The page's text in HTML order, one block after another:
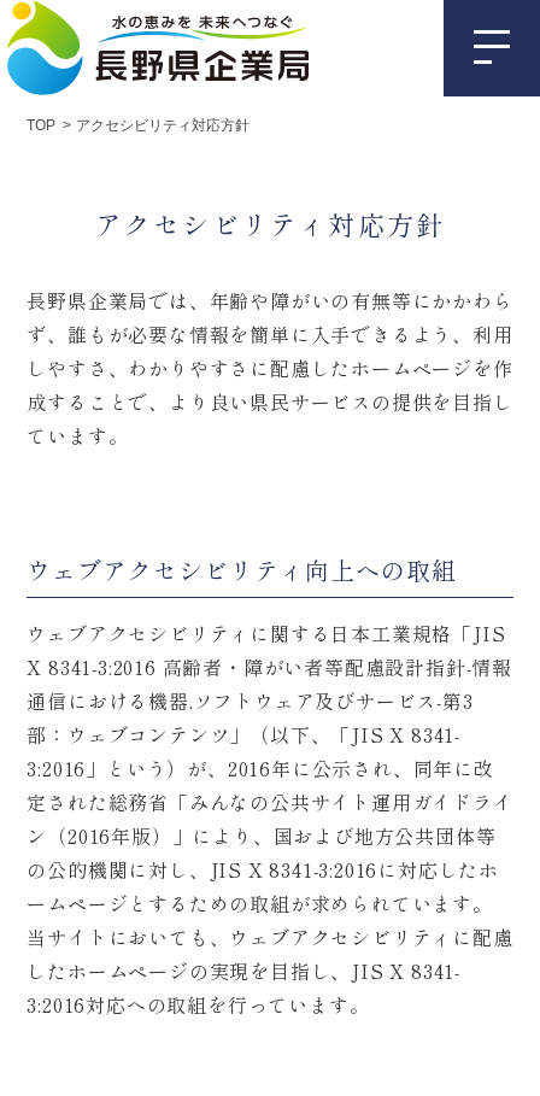
TOP アクセシビリティ対応方針
アクセシビリティ対応方針
長野県企業局では、年齢や障がいの有無等にかかわら
ず、誰もが必要な情報を簡単に入手できるよう、利用
しやすさ、わかりやすさに配慮したホームページを作
成することで、より良い県民サービスの提供を目指し
ています。
ウェブアクセシビリティ向上への取組
ウェブアクセシビリティに関する日本工業規格「JIS
X 8341-3:2016 高齢者・障がい者等配慮設計指針-情報
通信における機器,ソフトウェア及びサービス-第3
部：ウェブコンテンツ」（以下、「JIS X 8341-
3:2016」という）が、2016年に公示され、同年に改
定された総務省「みんなの公共サイト運用ガイドライ
ン（2016年版）」により、国および地方公共団体等
の公的機関に対し、JIS X 8341-3:2016に対応したホ
ームページとするための取組が求められています。
当サイトにおいても、ウェブアクセシビリティに配慮
したホームページの実現を目指し、JIS X 8341-
3:2016対応への取組を行っています。